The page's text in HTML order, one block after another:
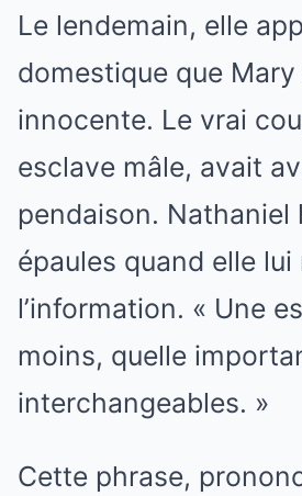
Le lendemain, elle
domestique que
innocente. Le vrai
esclave mâle, avait
pendaison. Nathaniel
épaules quand elle
l’information. « Une
moins, quelle
interchangeables. »
Cette phrase,